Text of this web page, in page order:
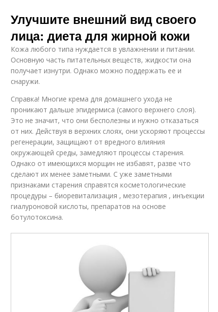
Улучшите внешний вид своего
лица: диета для жирной кожи
Кожа любого типа нуждается в увлажнении и питании.
Основную часть питательных веществ, жидкости она
получает изнутри. Однако можно поддержать ее и
снаружи.
Справка! Многие крема для домашнего ухода не
проникают дальше эпидермиса (самого верхнего слоя).
Это не значит, что они бесполезны и нужно отказаться
от них. Действуя в верхних слоях, они ускоряют процессы
регенерации, защищают от вредного влияния
окружающей среды, замедляют процессы старения.
Однако от имеющихся морщин не избавят, разве что
сделают их менее заметными. С уже заметными
признаками старения справятся косметологические
процедуры – биоревитализация , мезотерапия , инъекции
гиалуроновой кислоты, препаратов на основе
ботулотоксина.